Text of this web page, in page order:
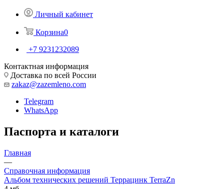
Личный кабинет
Корзина0
+7 9231232089
Контактная информация
Доставка по всей России
zakaz@zazemleno.com
Telegram
WhatsApp
Паспорта и каталоги
Главная
—
Справочная информация
Альбом технических решений Террацинк TerraZn